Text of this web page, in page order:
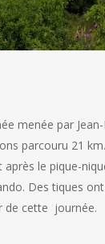
menée par
parcouru 21
le pique-
Des tiques
de cette journée.